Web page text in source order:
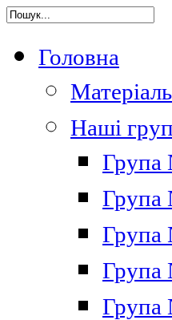
Головна
Наші
Група
Група
Група
Група